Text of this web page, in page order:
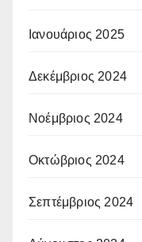
Ιανουάριος 2025
Δεκέμβριος 2024
Νοέμβριος 2024
Οκτώβριος 2024
Σεπτέμβριος 2024